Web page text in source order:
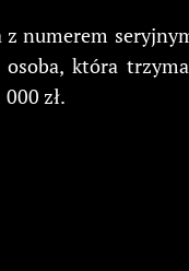
z numerem
która
zł.